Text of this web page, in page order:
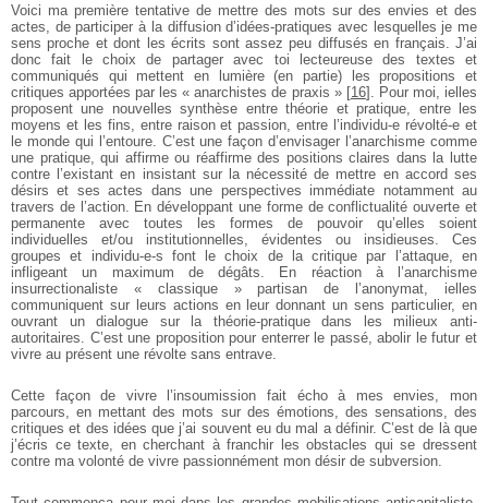
Voici ma première tentative de mettre des mots sur des envies et des
actes, departiciper à la diffusion d’idées-pratiques avec lesquelles je me
sens proche et dont les écrits sont assez peu diffusés en français. J’ai
donc fait le choix de partager avec toi lecteureuse des textes et
communiqués qui mettent en lumière (en partie) les propositions et
critiques apportées par les « anarchistes de praxis »[16] . Pour moi, ielles
proposent une nouvelles synthèse entre théorie et pratique, entre les
moyens et les fins, entre raison et passion, entre l’individu-e révolté-e et
le monde qui l’entoure. C’est une façon d’envisager l’anarchisme comme
une pratique, qui affirme ou réaffirme des positions claires dans la lutte
contre l’existant en insistant sur la nécessité de mettre en accord ses
désirs et ses actes dans une perspectives immédiate notamment au
travers de l’action. En développant une forme de conflictualité ouverte et
permanente avec toutes les formes de pouvoir qu’elles soient
individuelles et/ou institutionnelles, évidentes ou insidieuses. Ces
groupes et individu-e-s font le choix dela critique par l’attaque, en
infligeant un maximum de dégâts. En réaction àl’anarchisme
insurrectionaliste « classique » partisan de l’anonymat, ielles
communiquent sur leurs actions en leur donnant un sens particulier, en
ouvrant undialogue sur la théorie-pratique dans les milieux anti-
autoritaires. C’est une propositionpour enterrer le passé, abolir le futur et
vivre au présent une révolte sans entrave.
Cette façon de vivre l’insoumission fait écho à mes envies, mon
parcours, en mettant des mots sur des émotions, des sensations, des
critiques et des idées que j’ai souvent eu du mal a définir. C’est de là que
j’écris ce texte, en cherchant à franchir les obstacles qui se dressent
contre ma volonté de vivre passionnément mon désir de subversion.